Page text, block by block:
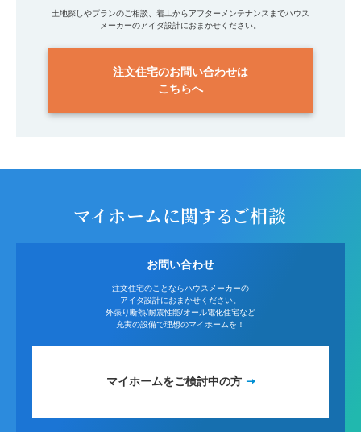
土地探しやプランのご相談、着工からアフターメンテナンスまでハウス
メーカーのアイダ設計におまかせください。
注文住宅のお問い合わせは
こちらへ
マイホームに関するご相談
お問い合わせ
注文住宅のことならハウスメーカーの
アイダ設計におまかせください。
外張り断熱/耐震性能/オール電化住宅など
充実の設備で理想のマイホームを！
マイホームをご検討中の方